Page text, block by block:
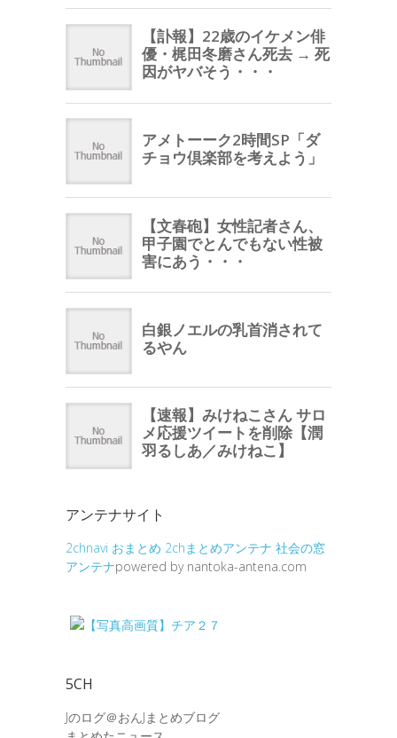
アンテナサイト
2chnavi おまとめ 2chまとめアンテナ 社会の窓
アンテナpowered by nantoka-antena.com
5CH
Jのログ＠おんJまとめブログ